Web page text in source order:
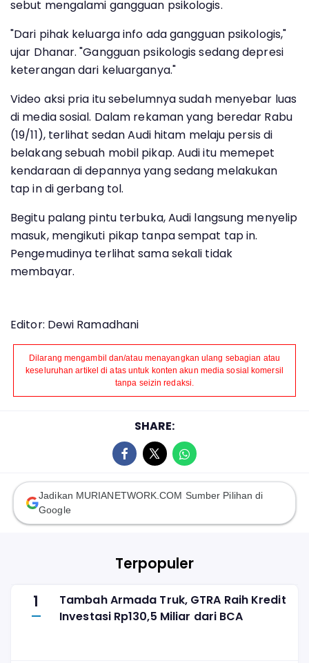
sebut mengalami gangguan psikologis.
"Dari pihak keluarga info ada gangguan psikologis,"
ujar Dhanar. "Gangguan psikologis sedang depresi
keterangan dari keluarganya."
Video aksi pria itu sebelumnya sudah menyebar luas
di media sosial. Dalam rekaman yang beredar Rabu
(19/11), terlihat sedan Audi hitam melaju persis di
belakang sebuah mobil pikap. Audi itu memepet
kendaraan di depannya yang sedang melakukan
tap in di gerbang tol.
Begitu palang pintu terbuka, Audi langsung menyelip
masuk, mengikuti pikap tanpa sempat tap in.
Pengemudinya terlihat sama sekali tidak
membayar.
Editor: Dewi Ramadhani
Dilarang mengambil dan/atau menayangkan ulang sebagian atau
keseluruhan artikel di atas untuk konten akun media sosial komersil
tanpa seizin redaksi.
SHARE:
Jadikan MURIANETWORK.COM Sumber Pilihan di
Google
Terpopuler
1
Tambah Armada Truk, GTRA Raih Kredit
Investasi Rp130,5 Miliar dari BCA